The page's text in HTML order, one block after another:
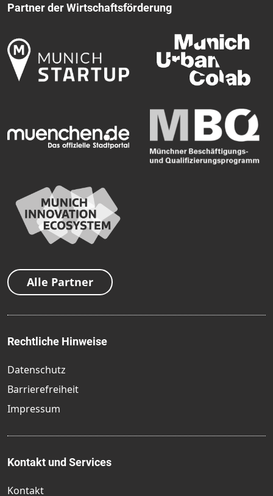
Partner der Wirtschaftsförderung
Alle Partner
Rechtliche Hinweise
Datenschutz
Barrierefreiheit
Impressum
Kontakt und Services
Kontakt